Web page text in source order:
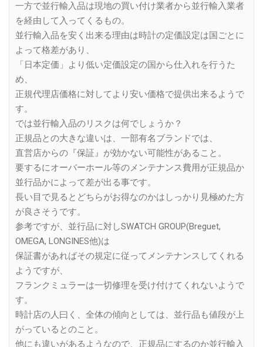
一方で並行輸入品は現地の買い付け業者から並行輸入業者
を経由して入ってくるもの。
並行輸入品を安く出来る理由は時計の定価設定は国ごとに
よって格差があり、
「日本定価」より低い定価設定の国から仕入れを行うた
め、
正規代理店価格に対してより安い価格で提供出来るようで
す。
では並行輸入品のリスクは何でしょうか？
正規品との大きな違いは、一部有名ブランドでは、
直営店からの『保証』が効かない可能性があること。
要するにオーバーホール等のメンテナンス費用が正規品か
並行品かによって差が出る事です。
長い目で見るとどちらがお得なのかはしっかり見極めた方
が良さそうです。
参考ですが、並行品に対しSWATCH GROUP(Breguet,
OMEGA, LONGINES他)は
保証書があればその規定に従ってメンテナンスしてくれる
ようですが、
フランクミュラーは一切修理を受け付けてくれないようで
す。
時計店の人曰く、全体の傾向としては、並行品も値段が上
がっているとのこと。
他にも違いがあるようなので、正規品にするのか並行輸入